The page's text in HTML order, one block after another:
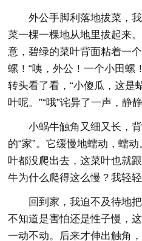
外公手脚利落地拔菜，
菜一棵一棵地从地里拔起来
意，碧绿的菜叶背面粘着一
螺！“咦，外公！一个小田螺
转头看了看，“小傻瓜，这是
叶呢。”“哦”诧异了一声，静
小蜗牛触角又细又长，
的“家”。它缓慢地蠕动，蠕
叶都没爬出去，这菜叶也就
牛为什么爬得这么慢？我轻
回到家，我迫不及待地
不知道是害怕还是性子慢，
一动不动。后来才伸出触角